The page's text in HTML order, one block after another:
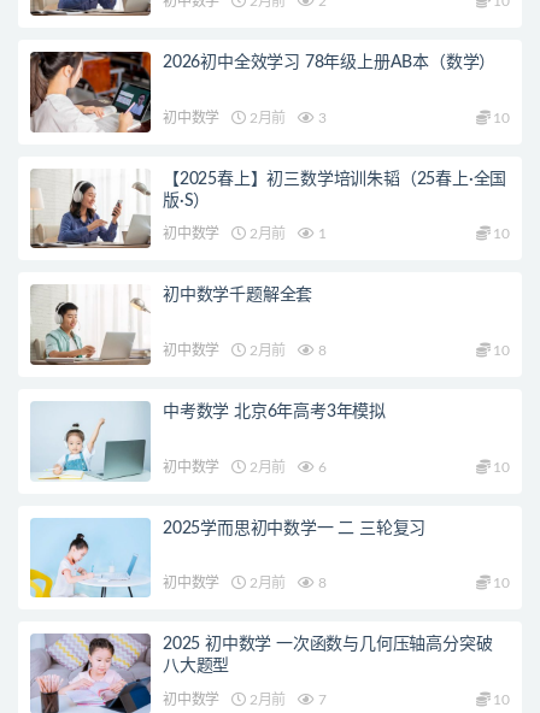
2026初中全效学习 78年级上册AB本（数学）
初中数学 2月前 3 10
【2025春上】初三数学培训朱韬（25春上·全国
版·S）
初中数学 2月前 1 10
初中数学千题解全套
初中数学 2月前 8 10
中考数学 北京6年高考3年模拟
初中数学 2月前 6 10
2025学而思初中数学一 二 三轮复习
初中数学 2月前 8 10
2025 初中数学 一次函数与几何压轴高分突破
八大题型
初中数学 2月前 7 10